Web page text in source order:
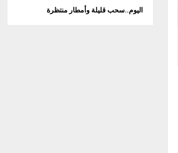
اليوم..سحب قليلة وأمطار منتظرة